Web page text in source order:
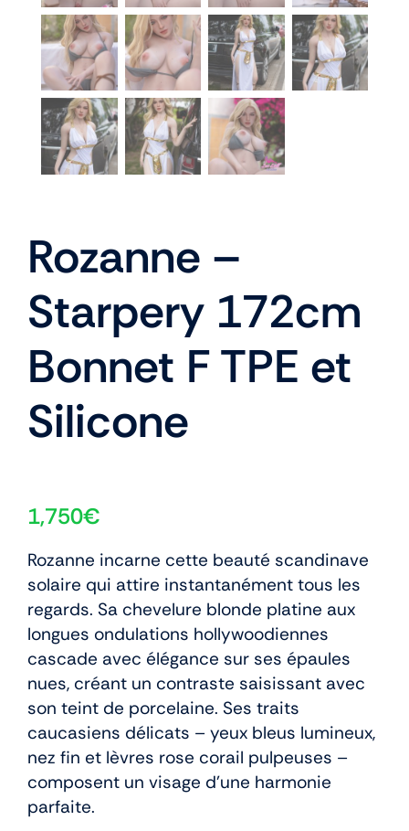
Rozanne –
Starpery 172cm
Bonnet F TPE et
Silicone
1,750€
Rozanne incarne cette beauté scandinave
solaire qui attire instantanément tous les
regards. Sa chevelure blonde platine aux
longues ondulations hollywoodiennes
cascade avec élégance sur ses épaules
nues, créant un contraste saisissant avec
son teint de porcelaine. Ses traits
caucasiens délicats – yeux bleus lumineux,
nez fin et lèvres rose corail pulpeuses –
composent un visage d’une harmonie
parfaite.